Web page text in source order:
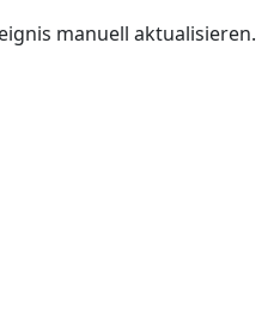
manuell aktualisieren.